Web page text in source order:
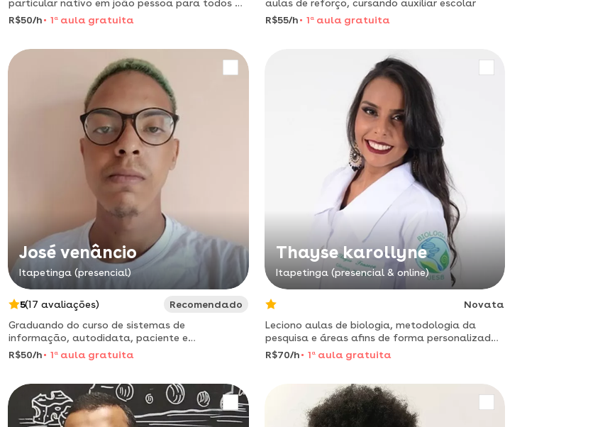
particular nativo em joão pessoa para todos os
níveis.
R$50/h 1 a aula gratuita
aulas de reforço, cursando auxiliar escolar
R$55/h
1 aaula gratuita
José venâncio
Itapetinga (presencial)
5(17 avaliações)
Recomendado
Graduando do curso de sistemas de
informação, autodidata, paciente e
apaixonado por ensinar.
R$50/h 1 a aula gratuita
Thayse karollyne
Itapetinga (presencial & online)
Novata
Leciono aulas de biologia, metodologia da
pesquisa e áreas afins de forma personalizada
para melhor atendê-lo (a)!
R$70/h 1 aaula gratuita